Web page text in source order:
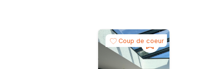
Coup de coeur